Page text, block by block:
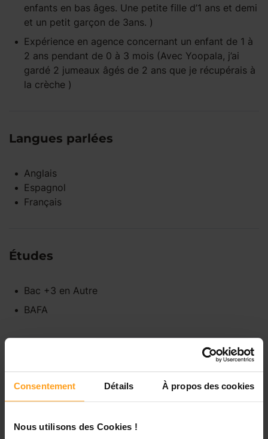
Consentement Détails À propos des cookies
Nous utilisons des Cookies !
enfants en bas âges. Une petite fille d’1 ans et demi
et un petit garçon de 3ans. )
Expérience en agence concernant un enfant de 1 à
2 ans pendant de 0 à 3 mois (Avec Yoopala, j’ai
gardé 2 jumeaux âgés de 2 ans que je récupérais à
la crèche )
Langues parlées
Anglais
Espagnol
Français
Études
Bac +3 en Autre
BAFA